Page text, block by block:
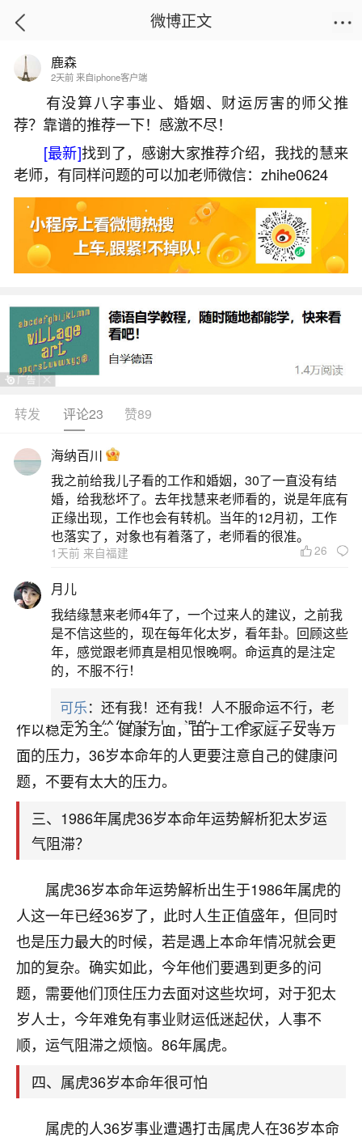
首页
36岁虎年本命年犯太岁
2026-06-02 18:16:49 4 4 赞
生活中像36岁虎年本命年犯太岁都是很常见的
问题，但是小问题不注意可能会引起大麻烦，下面
就这个问题给大家做一些解读：
一、36岁属虎本命年适合生孩子吗不宜添丁需
化解？
属虎36岁本命年不宜添丁属虎人36岁本命年不
适合生小孩，主要是自身的健康运势表现不佳。由
于受到“劫煞”凶星的影响，属虎人身体健康状况不
佳。虽然不至于遭受重大疾病的侵袭，但身体上经
常会出现不舒服的地方，所以不适合生孩子。一旦
孩子哭闹不停，或者是不愿意喝奶，属虎人可能会
忍不住打孩子。牛宝宝无法享受到无忧无
二、36岁本命年很可怕要注意什么
36岁本命年的人除了要化解本命年犯太岁，还
要佩戴一些生肖开运吉祥物。36岁本命年的人由于
犯太岁，财运方面不会太好，所以36岁本命年的人
一定要注意不要有大的投资行为，投资要谨慎，工
作以稳定为主。健康方面，由于工作家庭子女等方
面的压力，36岁本命年的人更要注意自己的健康问
题，不要有太大的压力。
三、1986年属虎36岁本命年运势解析犯太岁运
气阻滞？
属虎36岁本命年运势解析出生于1986年属虎的
人这一年已经36岁了，此时人生正值盛年，但同时
也是压力最大的时候，若是遇上本命年情况就会更
加的复杂。确实如此，今年他们要遇到更多的问
题，需要他们顶住压力去面对这些坎坷，对于犯太
岁人士，今年难免有事业财运低迷起伏，人事不
顺，运气阻滞之烦恼。86年属虎。
四、属虎36岁本命年很可怕
属虎的人36岁事业遭遇打击属虎人在36岁本命
微博正文
鹿森
2天前 来自iphone客户端
有没算八字事业、婚姻、财运厉害的师父推
荐？靠谱的推荐一下！感激不尽！
[最新]找到了，感谢大家推荐介绍，我找的慧来
老师，有同样问题的可以加老师微信：zhihe0624
转发 评论23 赞89
海纳百川
我之前给我儿子看的工作和婚姻，30了一直没有结
婚，给我愁坏了。去年找慧来老师看的，说是年底有
正缘出现，工作也会有转机。当年的12月初，工作
也落实了，对象也有着落了，老师看的很准。
1天前 来自福建 26
月儿
我结缘慧来老师4年了，一个过来人的建议，之前我
是不信这些的，现在每年化太岁，看年卦。回顾这些
年，感觉跟老师真是相见恨晚啊。命运真的是注定
的，不服不行！
可乐：还有我！还有我！人不服命运不行，老
天爷会给你好好上一课的。一命二运三风水，
哪样不服都不行！
平安是福：我也是每年找老师化太岁，看年
卦，认识老师3年了，都是缘分啊！
17分钟前 来自湖北 19
心若莲花
我是做餐饮的，这两年，生意屡屡受挫，店开一家关
一家，要么生意不好，生意好的就出事。前些年攒的
家底快败光了，真是倒霉！我也想找人看看到底怎么
回事？
鹿森 ：你可以找老师看看，人有时不服命不行
啊！
太阳当空赵：我也做餐饮的，生意不算大，但
是我从找店开始都是找慧来老师跟进的，选
址、风水、还有开业日子，哪哪都看了，虽然
大环境不好，但是我家生意还可以，前几天又
刚找老师做了补财库，希望财运更好一点！
2小时前 来自海南 18